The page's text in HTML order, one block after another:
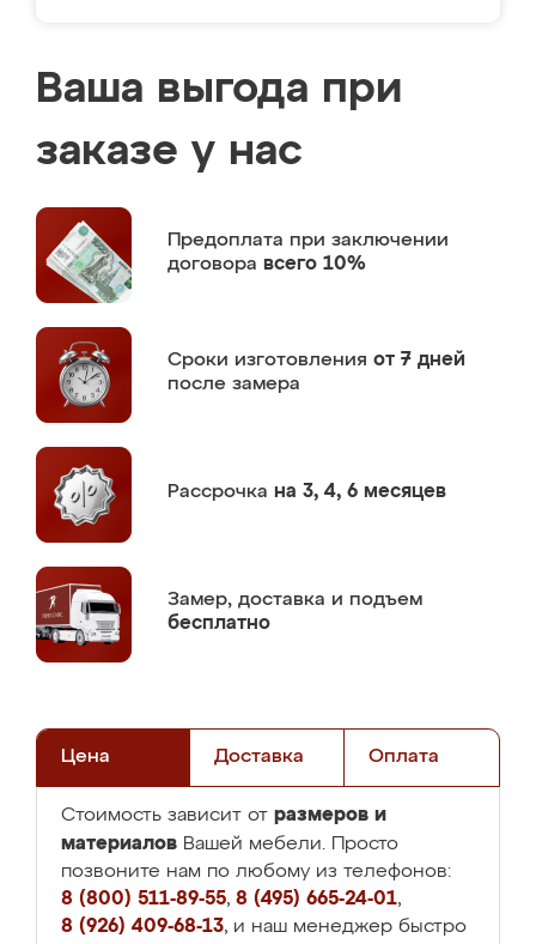
Ваша выгода при
заказе у нас
Предоплата при заключении
договора всего 10%
Сроки изготовления от 7 дней
после замера
Рассрочка на 3, 4, 6 месяцев
Замер, доставка и подъем
бесплатно
Цена Доставка Оплата
Стоимость зависит от размеров и
материалов Вашей мебели. Просто
позвоните нам по любому из телефонов:
8 (800) 511-89-55, 8 (495) 665-24-01,
8 (926) 409-68-13, и наш менеджер быстро